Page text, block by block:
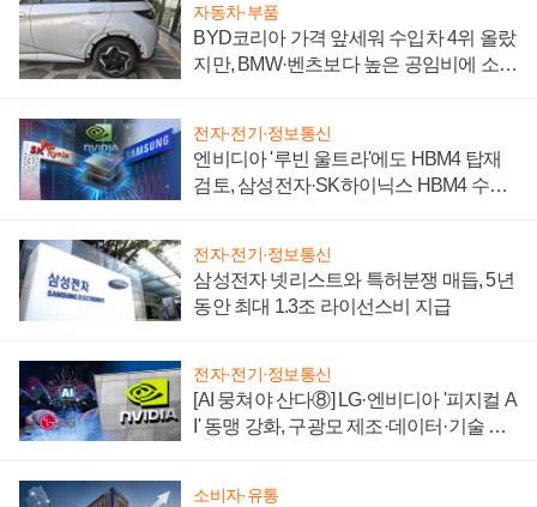
자동차·부품
BYD코리아 가격 앞세워 수입차 4위 올랐
지만, BMW·벤츠보다 높은 공임비에 소비
전자·전기·정보통신
엔비디아 '루빈 울트라'에도 HBM4 탑재
검토, 삼성전자·SK하이닉스 HBM4 수율
전자·전기·정보통신
삼성전자 넷리스트와 특허분쟁 매듭, 5년
동안 최대 1.3조 라이선스비 지급
전자·전기·정보통신
[AI 뭉쳐야 산다⑧] LG·엔비디아 '피지컬 A
I' 동맹 강화, 구광모 제조·데이터·기술 결
소비자·유통